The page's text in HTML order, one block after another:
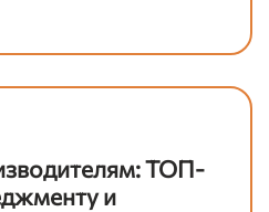
ТОП-
и